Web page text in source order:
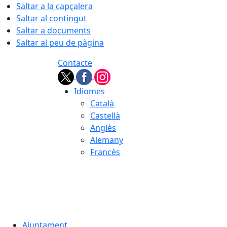
Saltar a la capçalera
Saltar al contingut
Saltar a documents
Saltar al peu de pàgina
Contacte
Idiomes
Català
Castellà
Anglès
Alemany
Francès